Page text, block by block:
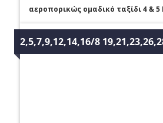
αεροπορικώς ομαδικό ταξίδι 4 &
2,5,7,9,12,14,16/8